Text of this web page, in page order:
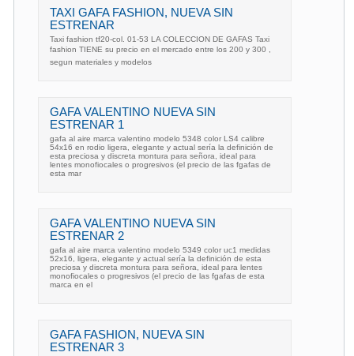
TAXI GAFA FASHION, NUEVA SIN
ESTRENAR
Taxi fashion tf20-col. 01-53 LA COLECCION DE GAFAS Taxi
fashion TIENE su precio en el mercado entre los 200 y 300 ,
segun materiales y modelos
GAFA VALENTINO NUEVA SIN
ESTRENAR 1
gafa al aire marca valentino modelo 5348 color LS4 calibre
54x16 en rodio ligera, elegante y actual sería la definición de
esta preciosa y discreta montura para señora, ideal para
lentes monofiocales o progresivos (el precio de las fgafas de
esta mar
GAFA VALENTINO NUEVA SIN
ESTRENAR 2
gafa al aire marca valentino modelo 5349 color uc1 medidas
52x16, ligera, elegante y actual sería la definición de esta
preciosa y discreta montura para señora, ideal para lentes
monofiocales o progresivos (el precio de las fgafas de esta
marca en el
GAFA FASHION, NUEVA SIN
ESTRENAR 3